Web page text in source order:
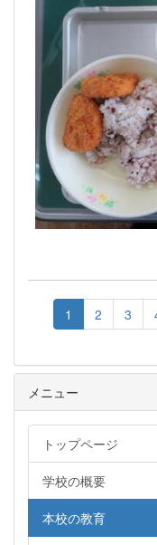
1 2 3
メニュー
トップページ
学校の概要
本校の教育